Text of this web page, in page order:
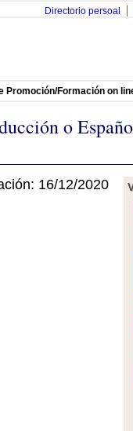
Directorio persoal
Promoción/Formación on
o
16/12/2020